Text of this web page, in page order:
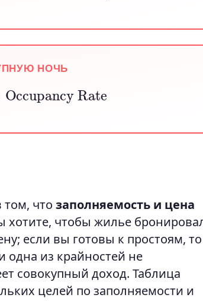
НОЧЬ
Rate
том, что заполняемость и цена
хотите, чтобы жилье
если вы готовы к простоям, то
одна из крайностей не
совокупный доход. Таблица
целей по заполняемости и